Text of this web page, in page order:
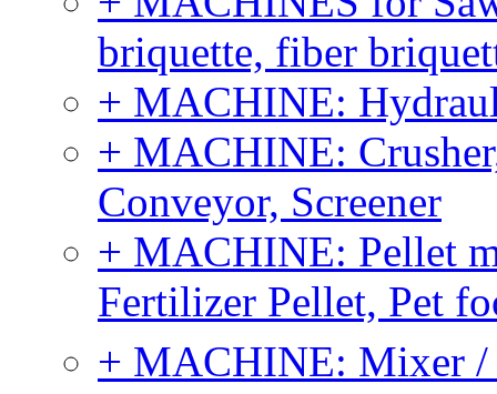
briquette, fiber
+ MACHINE:
+ MACHINE:
Conveyor, Screener
+ MACHINE: Pellet
Fertilizer Pellet, Pet
+ MACHINE: Mixer